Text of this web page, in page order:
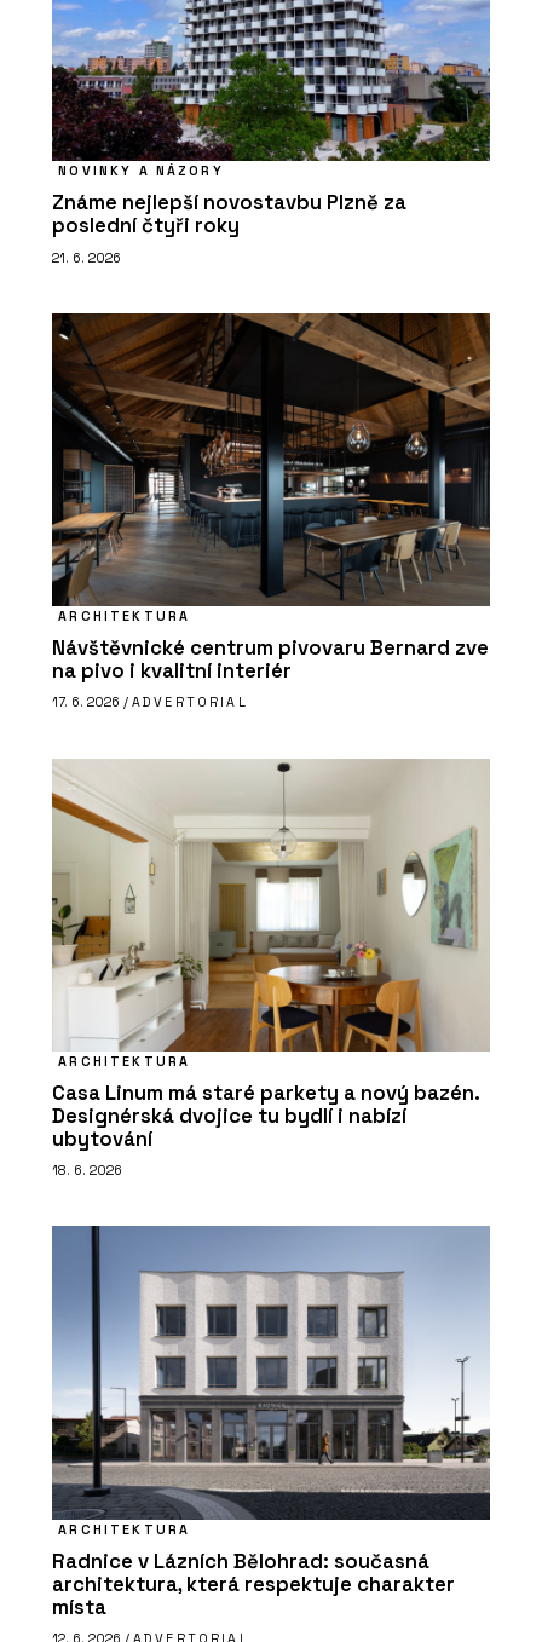
NOVINKY A NÁZORY
Známe nejlepší novostavbu Plzně za
poslední čtyři roky
21. 6. 2026
ARCHITEKTURA
Návštěvnické centrum pivovaru Bernard zve
na pivo i kvalitní interiér
17. 6. 2026 / ADVERTORIAL
ARCHITEKTURA
Casa Linum má staré parkety a nový bazén.
Designérská dvojice tu bydlí i nabízí
ubytování
18. 6. 2026
ARCHITEKTURA
Radnice v Lázních Bělohrad: současná
architektura, která respektuje charakter
místa
12. 6. 2026 / ADVERTORIAL